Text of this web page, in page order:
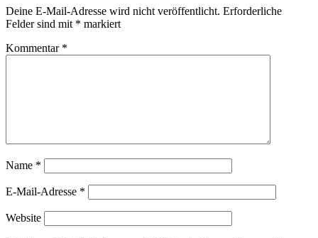
Deine E-Mail-Adresse wird nicht veröffentlicht. Erforderliche
Felder sind mit * markiert
Kommentar *
Name *
E-Mail-Adresse *
Website